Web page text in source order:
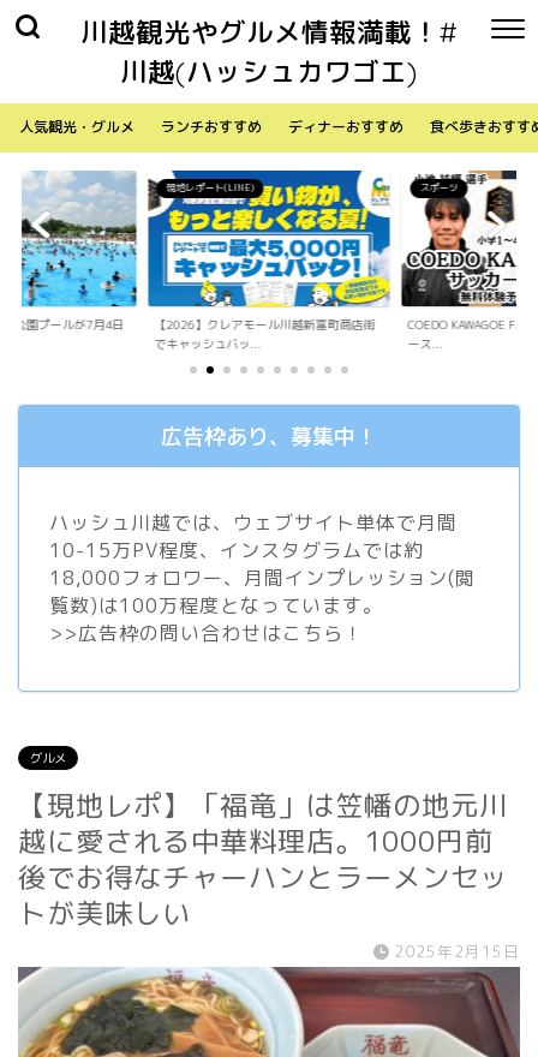
川越観光やグルメ情報満載！#
川越(ハッシュカワゴエ)
人気観光・グルメ ランチおすすめ ディナーおすすめ 食べ歩きおすす
ル川越新富町商店街
スポーツ
COEDO KAWAGOE F.Cが小学生向けサッカ
ース...
生活
「Sky Walker 7058」
内ア...
広告枠あり、募集中！
ハッシュ川越では、ウェブサイト単体で月間
10-15万PV程度、 インスタグラムでは約
18,000フォロワー、月間インプレッション(閲
覧数)は100万程度となっています。
>>広告枠の問い合わせはこちら！
グルメ
【現地レポ】「福竜」は笠幡の地元川
越に愛される中華料理店。1000円前
後でお得なチャーハンとラーメンセッ
トが美味しい
2025年2月15日